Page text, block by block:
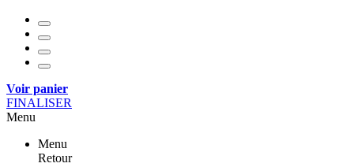
Voir panier
FINALISER
Menu
Menu
Retour